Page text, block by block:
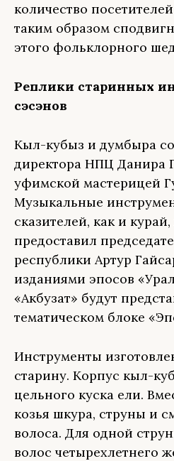
количество
таким образом
этого фольклорного
Реплики старинных
сэсэнов
Кыл-кубыз и думбыра
директора НПЦ Данира
уфимской мастерицей
Музыкальные
сказителей, как и
предоставил
республики Артур
изданиями эпосов
«Акбузат» будут
тематическом блоке
Инструменты
старину. Корпус кыл-
цельного куска ели.
козья шкура, струны и
волоса. Для одной
волос четырехлетнего